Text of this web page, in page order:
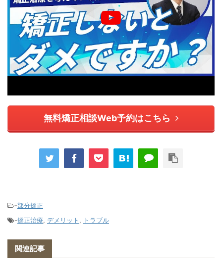
無料矯正相談Web予約はこちら
-部分矯正
-矯正治療, デメリット , トラブル
関連記事